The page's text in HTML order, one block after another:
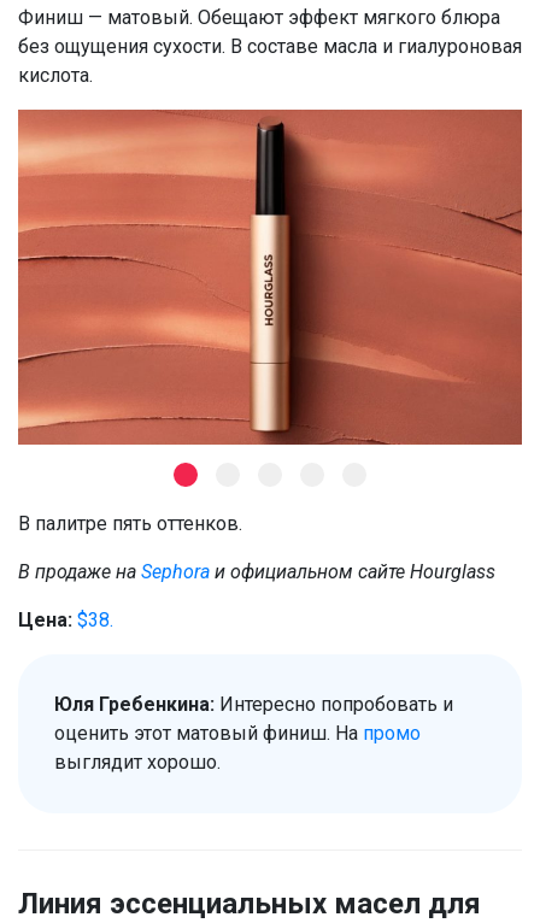
Финиш — матовый. Обещают эффект мягкого блюра
без ощущения сухости. В составе масла и гиалуроновая
кислота.
В палитре пять оттенков.
В продаже на Sephora и официальном сайте Hourglass
Цена: $38.
Юля Гребенкина: Интересно попробовать и
оценить этот матовый финиш. На промо
выглядит хорошо.
Линия эссенциальных масел для